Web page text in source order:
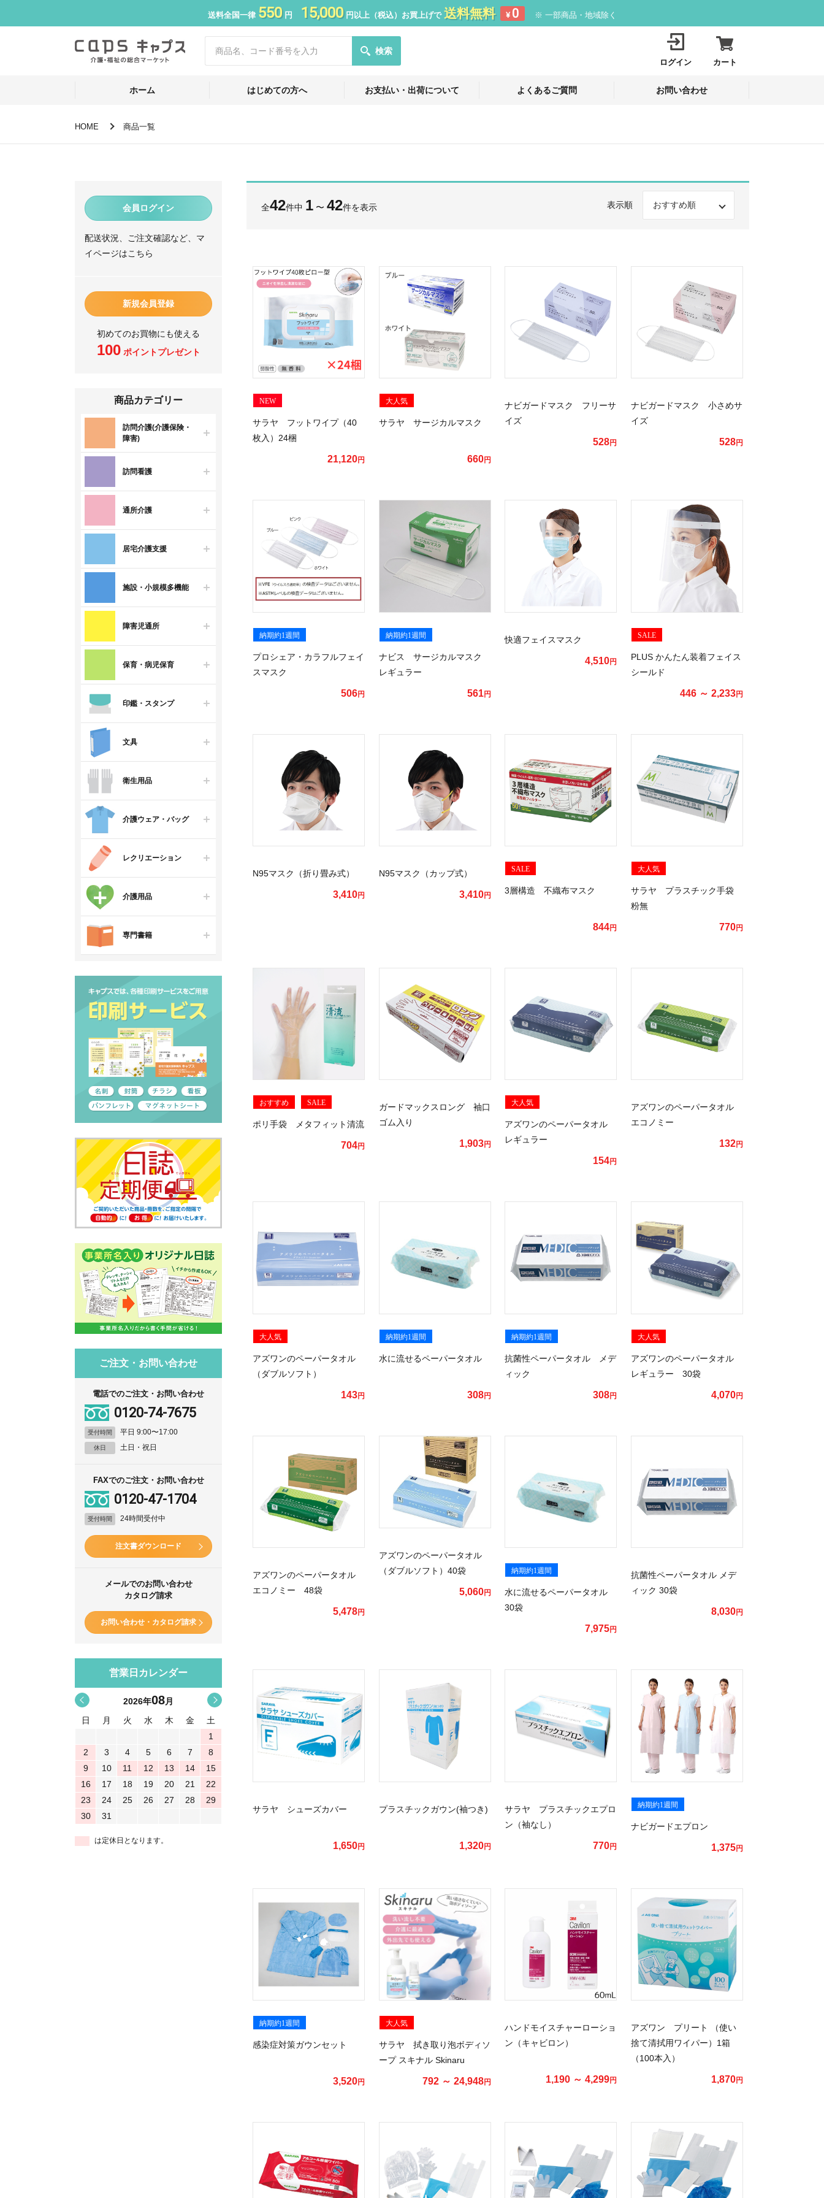
送料全国一律 550円 15,000円以上（税込）お買上げで 送料無料 ¥ 0 ※ 一部商品・地域除く
検索
ログイン カート
ホーム はじめての方へ お支払い・出荷について よくあるご質問 お問い合わせ
HOME 商品一覧
会員ログイン
配送状況、ご注文確認など、マ
イページはこちら
新規会員登録
初めてのお買物にも使える
100ポイントプレゼント
商品カテゴリー
訪問介護(介護保険・
障害)
訪問看護
通所介護
居宅介護支援
施設・小規模多機能
障害児通所
保育・病児保育
印鑑・スタンプ
文具
衛生用品
介護ウェア・バッグ
レクリエーション
介護用品
専門書籍
ご注文・お問い合わせ
電話でのご注文・お問い合わせ
0120-74-7675
受付時間 平日 9:00〜17:00
休日 土日・祝日
FAXでのご注文・お問い合わせ
0120-47-1704
受付時間 24時間受付中
注文書ダウンロード
メールでのお問い合わせ
カタログ請求
お問い合わせ・カタログ請求
営業日カレンダー
< 2026年08月
日
月 火 水 木 金
土
1
2
3 4 5 6 7
8
9
10 11 12 13 14
15
16
17 18 19 20 21
22
23
24 25 26 27 28
29
30
31
は定休日となります。
全42件中 1 〜 42件を表示 表示順
NEW
サラヤ フットワイプ（40
枚入）24梱
21,120円
大人気
サラヤ サージカルマスク
660円
ナビガードマスク フリーサ
イズ
528円
ナビガードマスク 小さめサ
イズ
528円
納期約1週間
プロシェア・カラフルフェイ
スマスク
506円
納期約1週間
ナビス サージカルマスク
レギュラー
561円
快適フェイスマスク
4,510円
SALE
PLUS かんたん装着フェイス
シールド
446 ～ 2,233円
N95マスク（折り畳み式）
3,410円
N95マスク（カップ式）
3,410円
SALE
3層構造 不織布マスク
844円
大人気
サラヤ プラスチック手袋
粉無
770円
おすすめ SALE
ポリ手袋 メタフィット清流
704円
ガードマックスロング 袖口
ゴム入り
1,903円
大人気
アズワンのペーパータオル
レギュラー
154円
アズワンのペーパータオル
エコノミー
132円
大人気
アズワンのペーパータオル
（ダブルソフト）
143円
納期約1週間
水に流せるペーパータオル
308円
納期約1週間
抗菌性ペーパータオル メデ
ィック
308円
大人気
アズワンのペーパータオル
レギュラー 30袋
4,070円
アズワンのペーパータオル
エコノミー 48袋
5,478円
アズワンのペーパータオル
（ダブルソフト）40袋
5,060円
納期約1週間
水に流せるペーパータオル
30袋
7,975円
抗菌性ペーパータオル メデ
ィック 30袋
8,030円
サラヤ シューズカバー
1,650円
プラスチックガウン(袖つき)
1,320円
サラヤ プラスチックエプロ
ン（袖なし）
770円
納期約1週間
ナビガードエプロン
1,375円
納期約1週間
感染症対策ガウンセット
3,520円
大人気
サラヤ 拭き取り泡ボディソ
ープ スキナル Skinaru
792 ～ 24,948円
ハンドモイスチャーローショ
ン（キャビロン）
1,190 ～ 4,299円
アズワン プリート （使い
捨て清拭用ワイパー）1箱
（100本入）
1,870円